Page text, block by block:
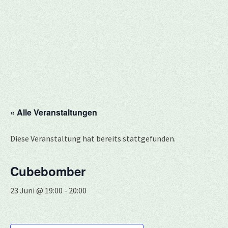
« Alle Veranstaltungen
Diese Veranstaltung hat bereits stattgefunden.
Cubebomber
23 Juni @ 19:00 - 20:00